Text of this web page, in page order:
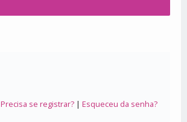
Precisa se registrar?| Esqueceu da senha?